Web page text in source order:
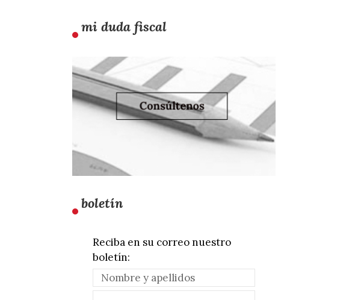
mi duda fiscal
boletín
Reciba en su correo nuestro
boletín: